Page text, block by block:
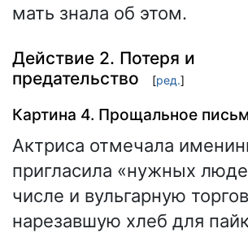
мать знала об этом.
Действие 2. Потеря и
предательство
[ред.]
Картина 4. Прощальное
Актриса отмечала
пригласила «нужных
числе и вульгарную
нарезавшую хлеб для